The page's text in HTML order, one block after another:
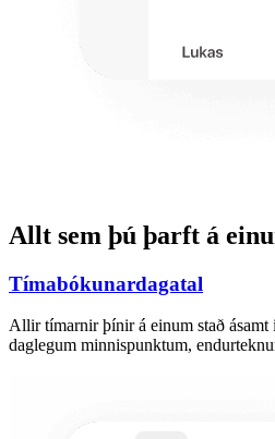
Allt sem þú þarft á
Tímabókunardagatal
Allir tímarnir þínir á einum stað
daglegum minnispunktum,